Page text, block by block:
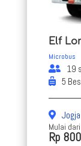
Elf
Microbus
19
5
Jogja
Mulai dari
Rp